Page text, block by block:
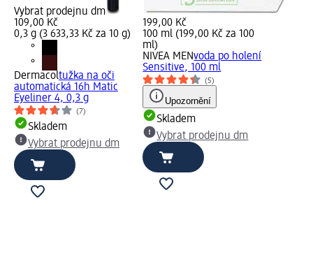
Vybrat prodejnu dm
109,00 Kč
0,3 g (3 633,33 Kč za 10 g)
Dermacoltužka na oči
automatická 16h Matic
Eyeliner 4, 0,3 g
(7)
Skladem
Vybrat prodejnu dm
199,00 Kč
100 ml (199,00 Kč za 100
ml)
NIVEA MENvoda po holení
Sensitive, 100 ml
(5)
Upozornění
Skladem
Vybrat prodejnu dm